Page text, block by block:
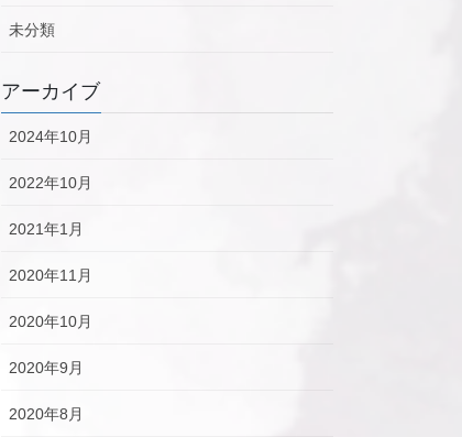
未分類
アーカイブ
2024年10月
2022年10月
2021年1月
2020年11月
2020年10月
2020年9月
2020年8月